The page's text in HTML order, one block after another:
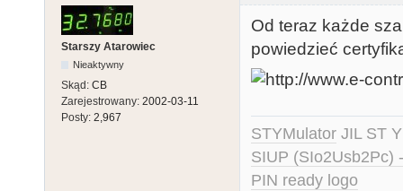
Starszy Atarowiec
Nieaktywny
Skąd: CB
Zarejestrowany: 2002-03-11
Posty: 2,967
Od teraz każde
powiedzieć
STYMulator JIL ST
SIUP (SIo2Usb2Pc)
PIN ready logo